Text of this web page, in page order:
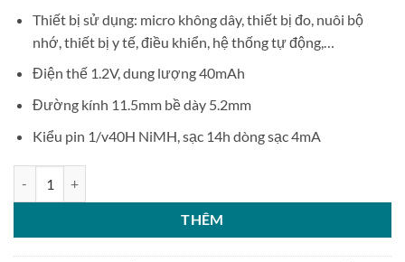
Thiết bị sử dụng: micro không dây, thiết bị đo, nuôi bộ
nhớ, thiết bị y tế, điều khiển, hệ thống tự động,…
Điện thế 1.2V, dung lượng 40mAh
Đường kính 11.5mm bề dày 5.2mm
Kiểu pin 1/v40H NiMH, sạc 14h dòng sạc 4mA
THÊM